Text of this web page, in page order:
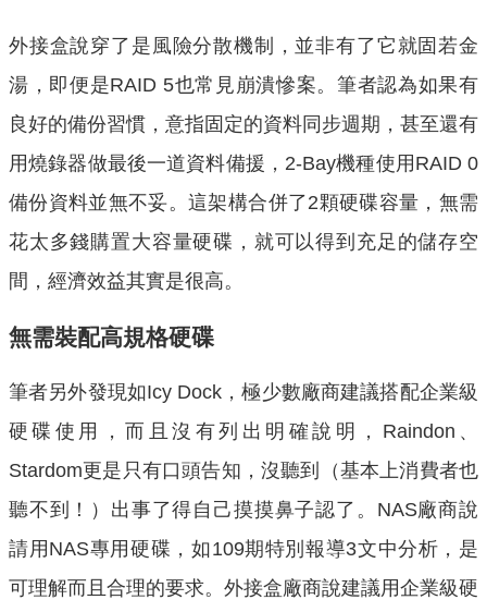
外接盒說穿了是風險分散機制，並非有了它就固若金
湯，即便是RAID 5也常見崩潰慘案。筆者認為如果有
良好的備份習慣，意指固定的資料同步週期，甚至還有
用燒錄器做最後一道資料備援，2-Bay機種使用RAID 0
備份資料並無不妥。這架構合併了2顆硬碟容量，無需
花太多錢購置大容量硬碟，就可以得到充足的儲存空
間，經濟效益其實是很高。
無需裝配高規格硬碟
筆者另外發現如Icy Dock，極少數廠商建議搭配企業級
硬碟使用，而且沒有列出明確說明，Raindon、
Stardom更是只有口頭告知，沒聽到（基本上消費者也
聽不到！）出事了得自己摸摸鼻子認了。NAS廠商說
請用NAS專用硬碟，如109期特別報導3文中分析，是
可理解而且合理的要求。外接盒廠商說建議用企業級硬